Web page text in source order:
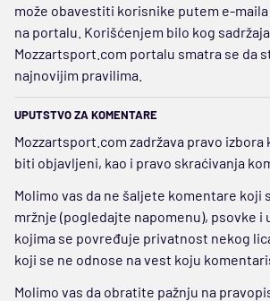
može obavestiti korisnike putem e-
na portalu. Korišćenjem bilo kog
Mozzartsport.com portalu smatra se da
najnovijim pravilima.
UPUTSTVO ZA KOMENTARE
Mozzartsport.com zadržava pravo izbora
biti objavljeni, kao i pravo skraćivanja
Molimo vas da ne šaljete komentare koji
mržnje (pogledajte napomenu), psovke i
kojima se povređuje privatnost nekog
koji se ne odnose na vest koju
Molimo vas da obratite pažnju na